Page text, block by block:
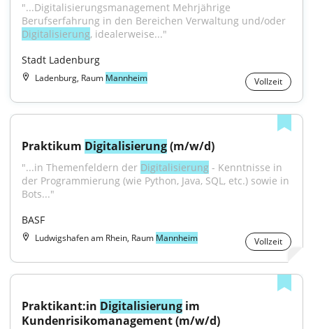
"...Digitalisierungsmanagement Mehrjährige
Digitalisierung, idealerweise..."
Stadt Ladenburg
Ladenburg, Raum Mannheim Vollzeit
Praktikum Digitalisierung (m/w/d)
"...in Themenfeldern der Digitalisierung - Kenntnisse in
der Programmierung (wie Python, Java, SQL, etc.) sowie in
Bots..."
BASF
Ludwigshafen am Rhein, Raum Mannheim Vollzeit
Praktikant:in Digitalisierung im
Kundenrisikomanagement (m/w/d)